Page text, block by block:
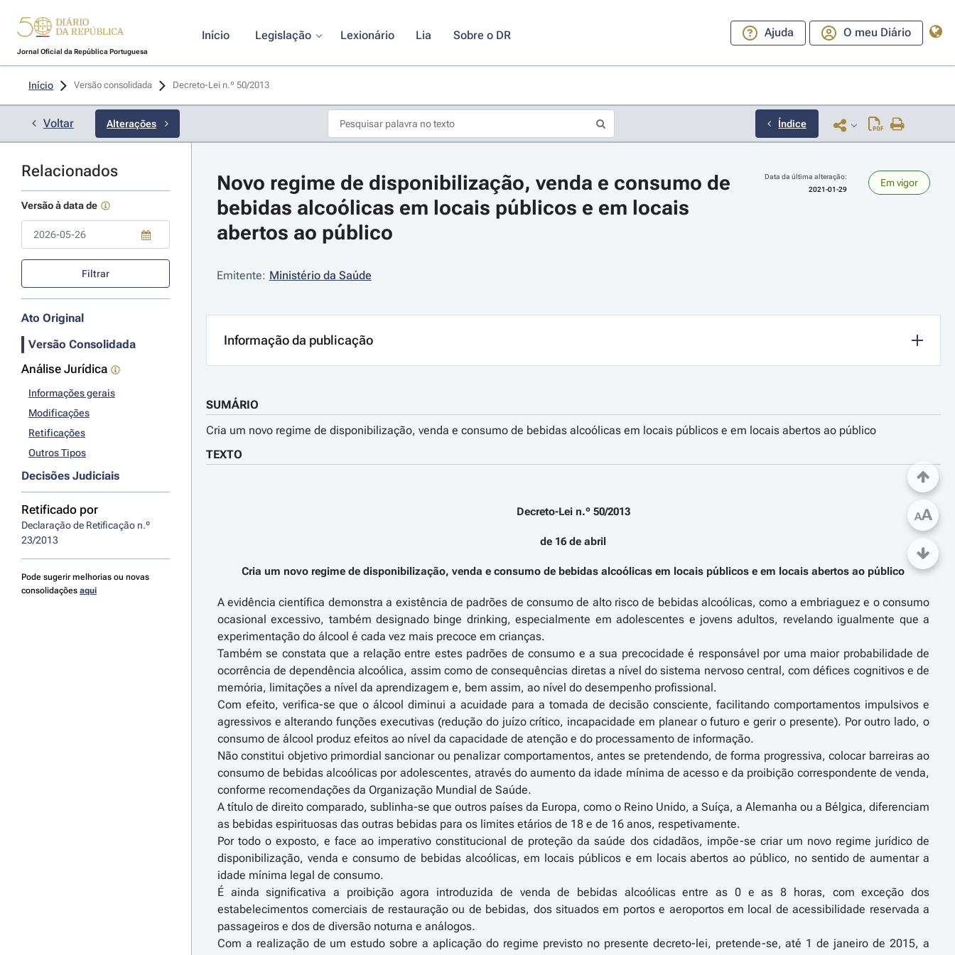
Jornal Oficial da República Portuguesa
Início Legislação Lexionário Lia Sobre o DR Ajuda O meu Diário
Início Versão consolidada Decreto-Lei n.º 50/2013
Voltar Alterações Índice
Relacionados
Versão à data de
Filtrar
Ato Original
Versão Consolidada
Análise Jurídica
Informações gerais
Modificações
Retificações
Outros Tipos
Decisões Judiciais
Retificado por
Declaração de Retificação n.º
23/2013
Pode sugerir melhorias ou novas
consolidações aqui
Novo regime de disponibilização, venda e consumo de
bebidas alcoólicas em locais públicos e em locais
abertos ao público
Data da última alteração:
2021-01-29
Em vigor
Emitente: Ministério da Saúde
Informação da publicação
SUMÁRIO
Cria um novo regime de disponibilização, venda e consumo de bebidas alcoólicas em locais públicos e em locais abertos ao público
TEXTO
Decreto-Lei n.º 50/2013
de 16 de abril
Cria um novo regime de disponibilização, venda e consumo de bebidas alcoólicas em locais públicos e em locais abertos ao público
A evidência científica demonstra a existência de padrões de consumo de alto risco de bebidas alcoólicas, como a embriaguez e o consumo
ocasional excessivo, também designado binge drinking, especialmente em adolescentes e jovens adultos, revelando igualmente que a
experimentação do álcool é cada vez mais precoce em crianças.
Também se constata que a relação entre estes padrões de consumo e a sua precocidade é responsável por uma maior probabilidade de
ocorrência de dependência alcoólica, assim como de consequências diretas a nível do sistema nervoso central, com défices cognitivos e de
memória, limitações a nível da aprendizagem e, bem assim, ao nível do desempenho profissional.
Com efeito, verifica-se que o álcool diminui a acuidade para a tomada de decisão consciente, facilitando comportamentos impulsivos e
agressivos e alterando funções executivas (redução do juízo crítico, incapacidade em planear o futuro e gerir o presente). Por outro lado, o
consumo de álcool produz efeitos ao nível da capacidade de atenção e do processamento de informação.
Não constitui objetivo primordial sancionar ou penalizar comportamentos, antes se pretendendo, de forma progressiva, colocar barreiras ao
consumo de bebidas alcoólicas por adolescentes, através do aumento da idade mínima de acesso e da proibição correspondente de venda,
conforme recomendações da Organização Mundial de Saúde.
A título de direito comparado, sublinha-se que outros países da Europa, como o Reino Unido, a Suíça, a Alemanha ou a Bélgica, diferenciam
as bebidas espirituosas das outras bebidas para os limites etários de 18 e de 16 anos, respetivamente.
Por todo o exposto, e face ao imperativo constitucional de proteção da saúde dos cidadãos, impõe-se criar um novo regime jurídico de
disponibilização, venda e consumo de bebidas alcoólicas, em locais públicos e em locais abertos ao público, no sentido de aumentar a
idade mínima legal de consumo.
É ainda significativa a proibição agora introduzida de venda de bebidas alcoólicas entre as 0 e as 8 horas, com exceção dos
estabelecimentos comerciais de restauração ou de bebidas, dos situados em portos e aeroportos em local de acessibilidade reservada a
passageiros e dos de diversão noturna e análogos.
Com a realização de um estudo sobre a aplicação do regime previsto no presente decreto-lei, pretende-se, até 1 de janeiro de 2015, a
AA